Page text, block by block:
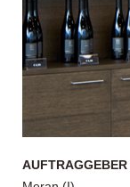
AUFTRAGGEBER